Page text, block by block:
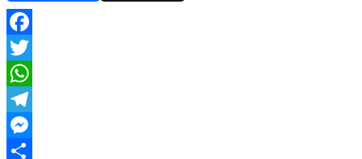
Facebook
Twitter
WhatsApp
Telegram
Messenger